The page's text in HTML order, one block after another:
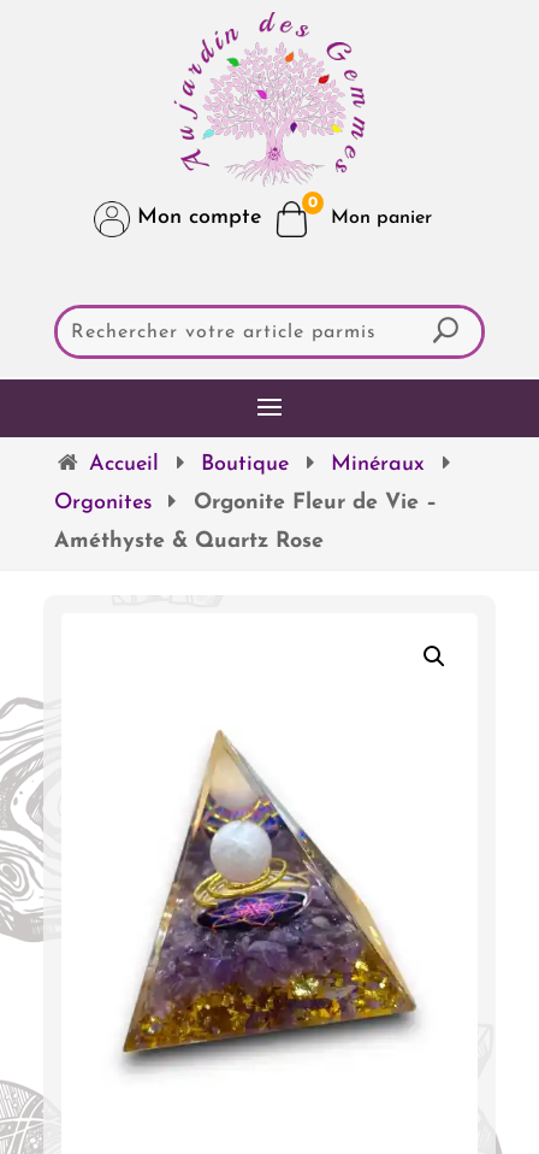
Mon compte
0
Accueil Boutique
Minéraux
Orgonites
Orgonite Fleur de Vie –
Améthyste & Quartz Rose